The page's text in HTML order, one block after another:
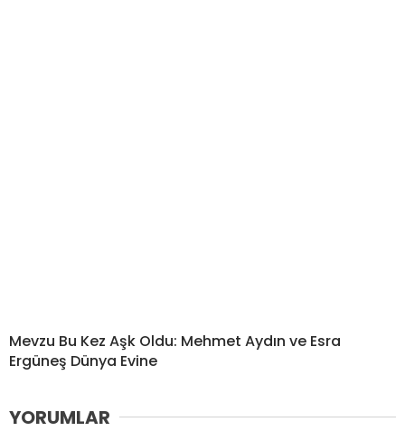
Mevzu Bu Kez Aşk Oldu: Mehmet Aydın ve Esra
Ergüneş Dünya Evine
YORUMLAR